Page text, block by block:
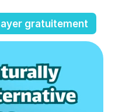
gratuitement